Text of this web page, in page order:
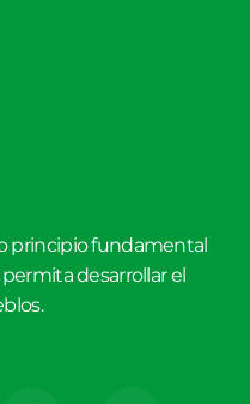
principio fundamental
desarrollar el